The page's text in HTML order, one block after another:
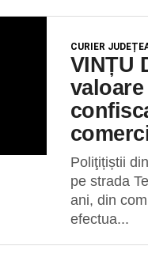
CURIER
VINȚU
valoare
Poliţițiștii
pe strada
ani, din
efectua...